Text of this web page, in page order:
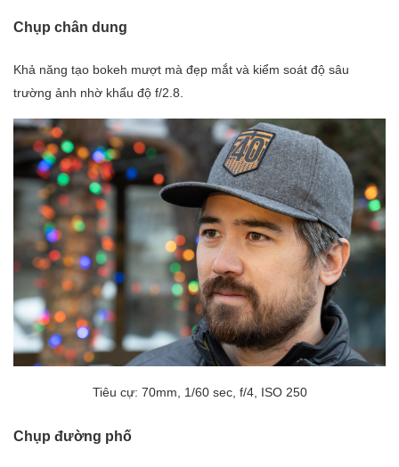
Chụp chân dung
Khả năng tạo bokeh mượt mà đẹp mắt và kiểm soát độ sâu
trường ảnh nhờ khẩu độ f/2.8.
Tiêu cự: 70mm, 1/60 sec, f/4, ISO 250
Chụp đường phố